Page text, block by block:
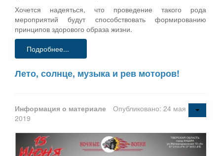
Хочется надеяться, что проведение такого рода
мероприятий будут способствовать формированию
принципов здорового образа жизни.
Подробнее...
Лето, солнце, музыка и рев моторов!
Информация о материале
Опубликовано: 24 мая
2019